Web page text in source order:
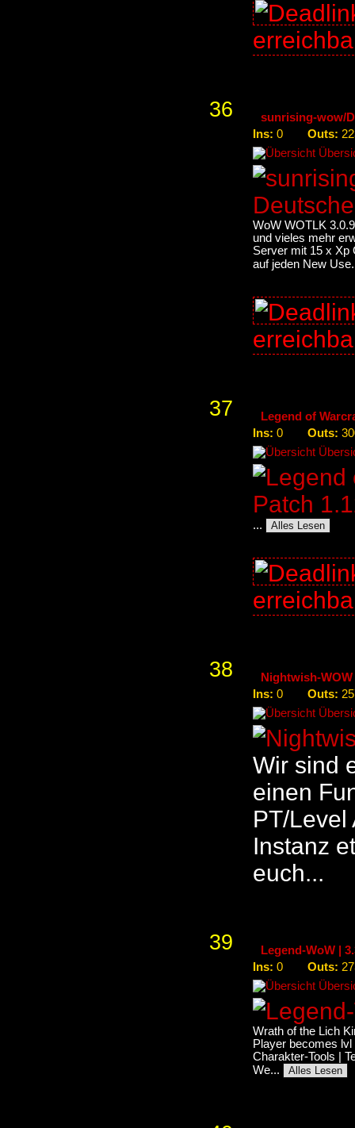
36
sunrising-wow/
Ins: 0 Outs:
WoW WOTLK
und vieles mehr
Server mit 15 x Xp
auf jeden New
37
Legend of
Ins: 0 Outs:
... Alles Lesen
38
Nightwish-WOW
Ins: 0 Outs:
Wir sind
einen
PT/Level
Instanz
euch...
39
Legend-WoW |
Ins: 0 Outs:
Wrath of the Lich
Player becomes
Charakter-Tools |
We...
Alles Lesen